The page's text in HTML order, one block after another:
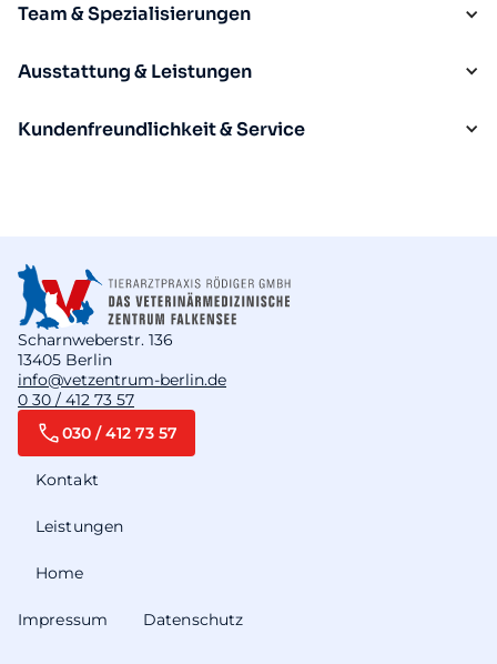
Team & Spezialisierungen
Ausstattung & Leistungen
Kundenfreundlichkeit & Service
Scharnweberstr. 136
13405 Berlin
info@vetzentrum-berlin.de
0 30 / 412 73 57
Home
Leistungen
Kontakt
030 / 412 73 57
Impressum Datenschutz